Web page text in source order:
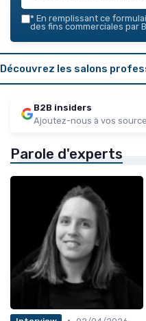
* En remplissant ce
des fins commerciales par
Découvrez les salons
B2B insiders
Ajoutez-nous à vos
Parole d'experts